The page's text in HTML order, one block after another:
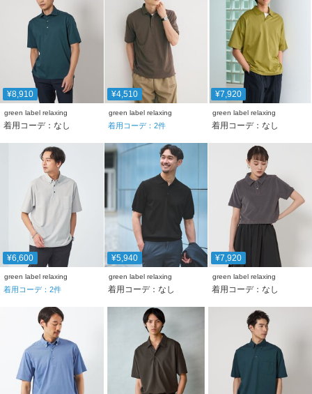
¥8,910
green label relaxing
着用コーデ：なし
¥4,510
green label relaxing
着用コーデ： 2件
¥7,920
green label relaxing
着用コーデ：なし
¥6,600
green label relaxing
着用コーデ： 2件
¥5,940
green label relaxing
着用コーデ：なし
¥7,920
green label relaxing
着用コーデ：なし